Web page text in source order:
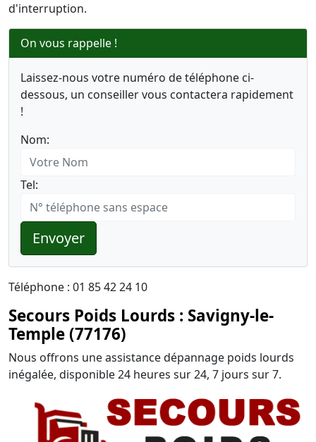
d'interruption.
On vous rappelle !
Laissez-nous votre numéro de téléphone ci-
dessous, un conseiller vous contactera rapidement
!
Nom:
Tel:
Envoyer
Téléphone : 01 85 42 24 10
Secours Poids Lourds : Savigny-le-
Temple (77176)
Nous offrons une assistance dépannage poids lourds
inégalée, disponible 24 heures sur 24, 7 jours sur 7.